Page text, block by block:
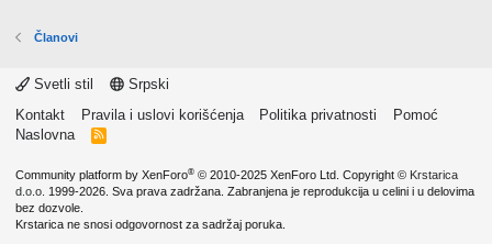
Članovi
Svetli stil
Srpski
Kontakt
Pravila i uslovi korišćenja Politika privatnosti
Pomoć
Naslovna
R
Community platform by XenForo® © 2010-2025 XenForo Ltd. Copyright © Krstarica
d.o.o. 1999-2026. Sva prava zadržana. Zabranjena je reprodukcija u celini i u delovima
bez dozvole.
Krstarica ne snosi odgovornost za sadržaj poruka.